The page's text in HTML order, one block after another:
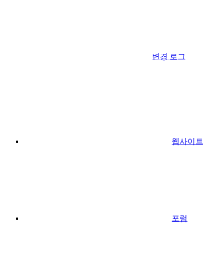
변경 로그
웹사이트
포럼